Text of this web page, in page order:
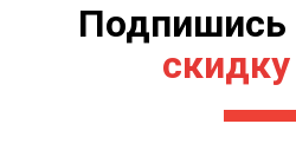
Подпишись
скидку